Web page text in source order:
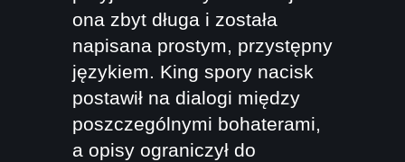
ona zbyt długa i została
napisana prostym, przystępny
językiem. King spory nacisk
postawił na dialogi między
poszczególnymi bohaterami,
a opisy ograniczył do